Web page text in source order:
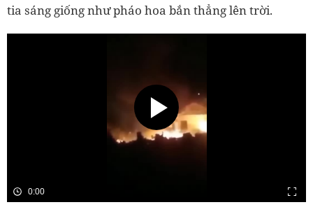
tia sáng giống như pháo hoa bắn thẳng lên trời.
0:00